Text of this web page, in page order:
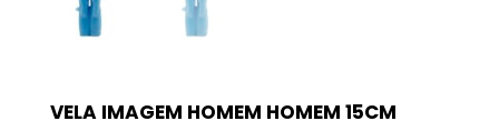
VELA IMAGEM HOMEM HOMEM 15CM